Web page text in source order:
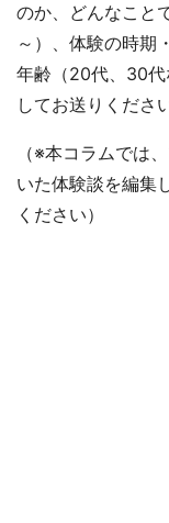
のか、どんなこと
～）、体験の時期
年齢（20代、30
してお送りくださ
（※本コラムでは
いた体験談を編集
ください）